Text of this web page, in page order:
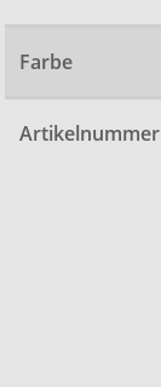
Farbe
Artikelnummer